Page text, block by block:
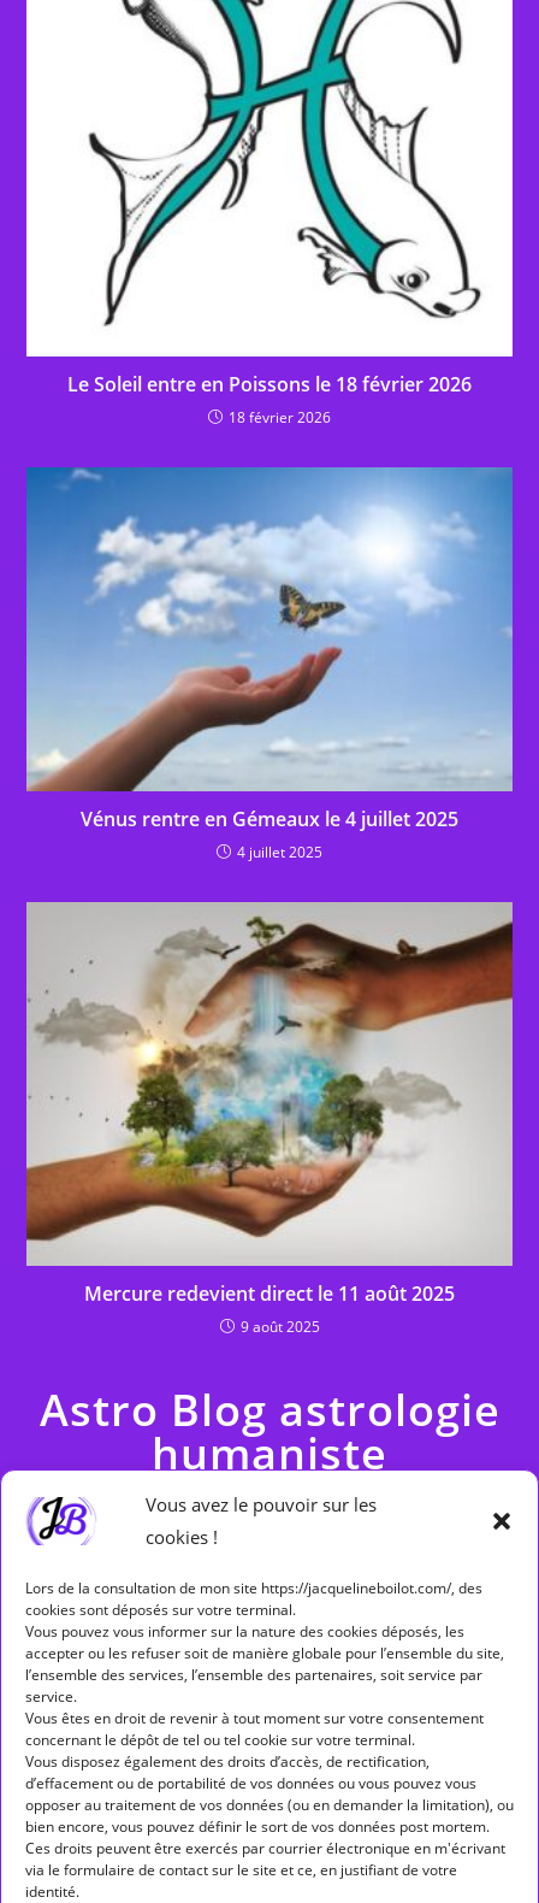
Vous avez le pouvoir sur les
cookies !
Lors de la consultation de mon site https://jacquelineboilot.com/, des
cookies sont déposés sur votre terminal.
Vous pouvez vous informer sur la nature des cookies déposés, les
accepter ou les refuser soit de manière globale pour l’ensemble du site,
l’ensemble des services, l’ensemble des partenaires, soit service par
service.
Vous êtes en droit de revenir à tout moment sur votre consentement
concernant le dépôt de tel ou tel cookie sur votre terminal.
Vous disposez également des droits d’accès, de rectification,
d’effacement ou de portabilité de vos données ou vous pouvez vous
opposer au traitement de vos données (ou en demander la limitation), ou
bien encore, vous pouvez définir le sort de vos données post mortem.
Ces droits peuvent être exercés par courrier électronique en m'écrivant
via le formulaire de contact sur le site et ce, en justifiant de votre
identité.
Le Soleil entre en Poissons le 18 février 2026
18 février 2026
Vénus rentre en Gémeaux le 4 juillet 2025
4 juillet 2025
Mercure redevient direct le 11 août 2025
9 août 2025
Astro Blog astrologie
humaniste
Tombée dans le tonneau de l'astrologie en 1983, je suis une
passionnée d'astrologie humaniste. Ce que je cherche avant tout :
partager, aider et redonner confiance à travers mon blog